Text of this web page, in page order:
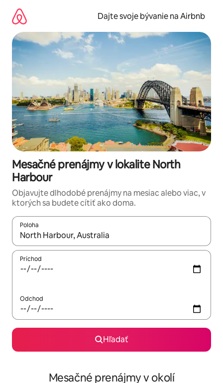
obsah.
Dajte svoje bývanie na Airbnb
Mesačné prenájmy v lokalite North
Harbour
Objavujte dlhodobé prenájmy na mesiac alebo viac, v
ktorých sa budete cítiť ako doma.
Poloha
Keď budú výsledky k dispozícii, môžete si ich prechádzať
Príchod
Odchod
Hľadať
Mesačné prenájmy v okolí